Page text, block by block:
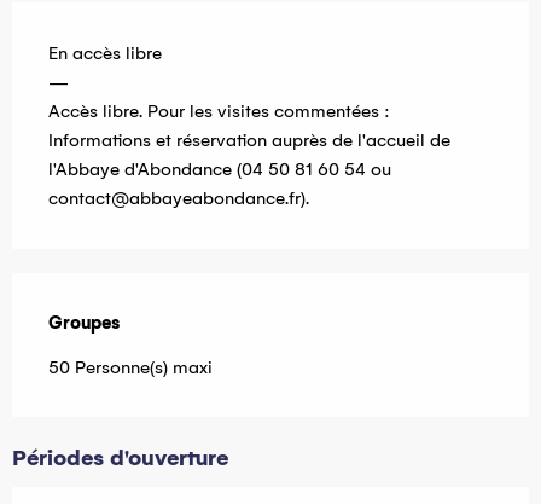
En accès libre
—
Accès libre. Pour les visites commentées :
Informations et réservation auprès de l'accueil de
l'Abbaye d'Abondance (04 50 81 60 54 ou
contact@abbayeabondance.fr).
Groupes
Groupes
50 Personne(s) maxi
Périodes d'ouverture